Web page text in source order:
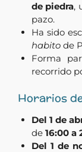
de piedra,
pazo.
Ha sido
habitode
Forma
recorrido
Horarios
Del 1 de
de 16:00 a
Del 1 de